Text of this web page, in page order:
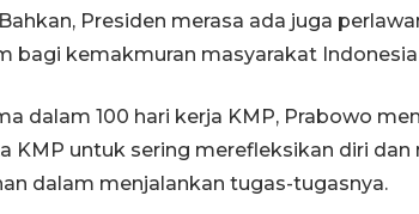
Presiden merasa ada juga
bagi kemakmuran masyarakat
dalam 100 hari kerja KMP, Prabowo
KMP untuk sering merefleksikan diri
dalam menjalankan tugas-tugasnya.